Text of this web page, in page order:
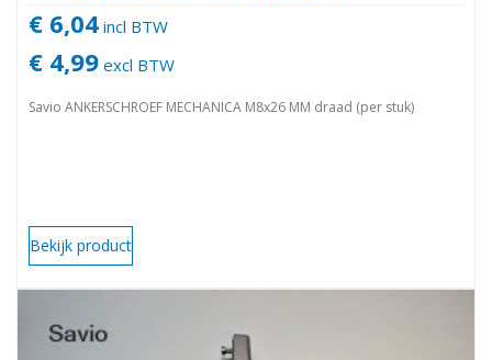
€ 6,04 incl BTW
€ 4,99 excl BTW
Savio ANKERSCHROEF MECHANICA M8x26 MM draad (per stuk)
Bekijk product